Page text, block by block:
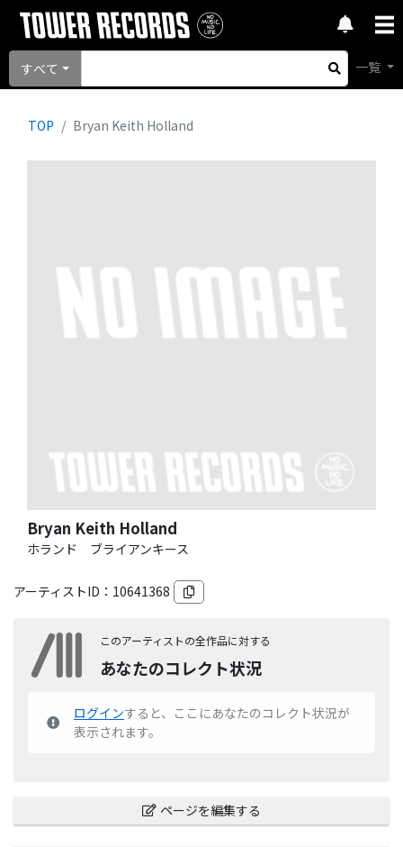
すべて 一覧
TOP Bryan Keith Holland
Bryan Keith Holland
ホランド ブライアンキース
アーティストID： 10641368
このアーティストの全作品に対する
あなたのコレクト状況
ログインすると、ここにあなたのコレクト状況が
表示されます。
ページを編集する